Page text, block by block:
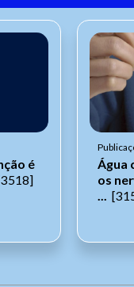
é
Água
os
...